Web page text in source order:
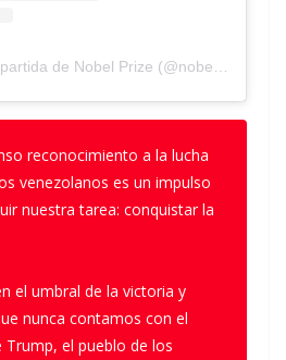
de Nobel Prize (@nobelprize)
reconocimiento a la lucha
venezolanos es un impulso
nuestra tarea: conquistar la
el umbral de la victoria y
nunca contamos con el
Trump, el pueblo de los